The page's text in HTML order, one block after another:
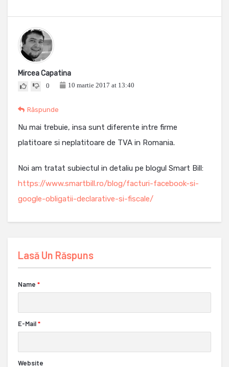
Mircea Capatina
0 10 martie 2017 at 13:40
Răspunde
Nu mai trebuie, insa sunt diferente intre firme
platitoare si neplatitoare de TVA in Romania.
Noi am tratat subiectul in detaliu pe blogul Smart Bill:
https://www.smartbill.ro/blog/facturi-facebook-si-
google-obligatii-declarative-si-fiscale/
Lasă Un Răspuns
Name *
E-Mail*
Website